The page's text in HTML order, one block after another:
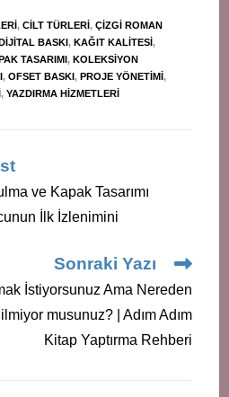
, CILT TÜRLERI, ÇIZGI ROMAN
BASKI, KAĞIT KALITESI,
TASARIMI, KOLEKSIYON
, OFSET BASKI, PROJE YÖNETIMI,
, YAZDIRMA HIZMETLERI
ve Kapak Tasarımı
İlk İzlenimini
Sonraki Yazı
İstiyorsunuz Ama Nereden
musunuz? | Adım Adım
Kitap Yaptırma Rehberi